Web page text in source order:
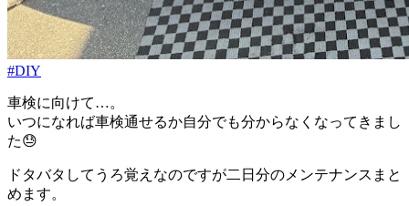
#DIY
車検に向けて…。
いつになれば車検通せるか自分でも分からなくなってきまし
た😓
ドタバタしてうろ覚えなのですが二日分のメンテナンスまと
めます。